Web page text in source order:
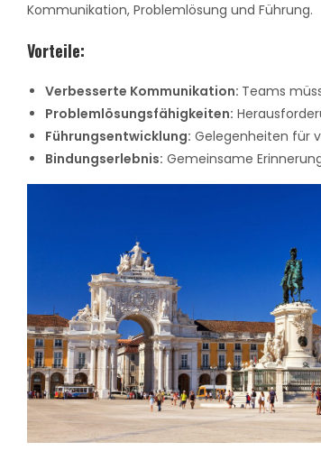
Kommunikation, Problemlösung und Führung.
Vorteile:
Verbesserte Kommunikation: Teams
Problemlösungsfähigkeiten:
Führungsentwicklung: Gelegenheiten für
Bindungserlebnis: Gemeinsame